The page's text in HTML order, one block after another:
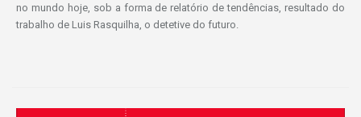
no mundo hoje, sob a forma de relatório de tendências, resultado do
trabalho de Luis Rasquilha, o detetive do futuro.